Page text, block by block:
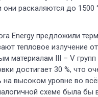
раскаляются до 1500
Energy предложили
тепловое излучение
материалам III – V
достигает 30 %, что
высоком уровне во
схеме была бы